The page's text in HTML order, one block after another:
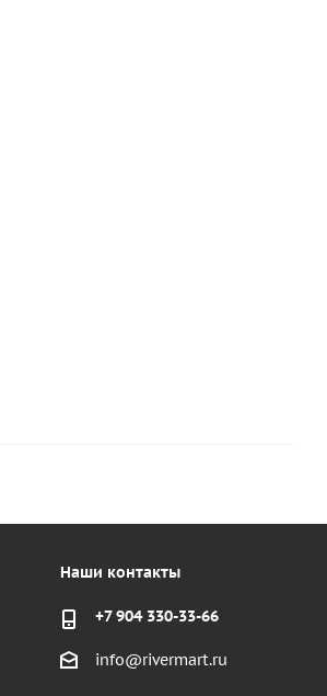
Наши контакты
+7 904 330-33-66
info@rivermart.ru